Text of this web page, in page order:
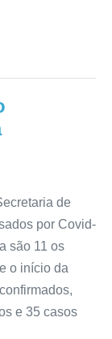
de
por Covid-
são 11 os
o início da
e 35 casos